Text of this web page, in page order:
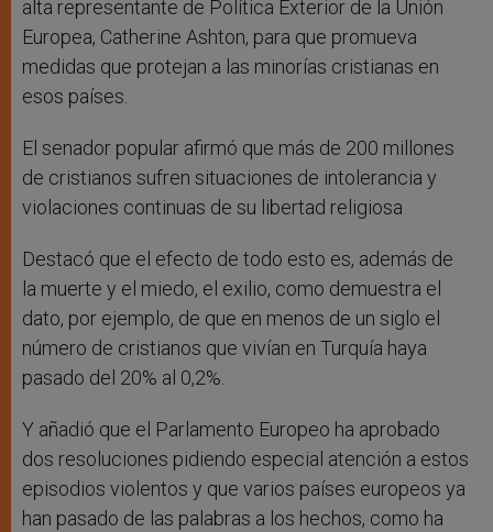
alta representante de Política Exterior de la Unión
Europea, Catherine Ashton, para que promueva
medidas que protejan a las minorías cristianas en
esos países.
El senador popular afirmó que más de 200 millones
de cristianos sufren situaciones de intolerancia y
violaciones continuas de su libertad religiosa
Destacó que el efecto de todo esto es, además de
la muerte y el miedo, el exilio, como demuestra el
dato, por ejemplo, de que en menos de un siglo el
número de cristianos que vivían en Turquía haya
pasado del 20% al 0,2%.
Y añadió que el Parlamento Europeo ha aprobado
dos resoluciones pidiendo especial atención a estos
episodios violentos y que varios países europeos ya
han pasado de las palabras a los hechos, como ha